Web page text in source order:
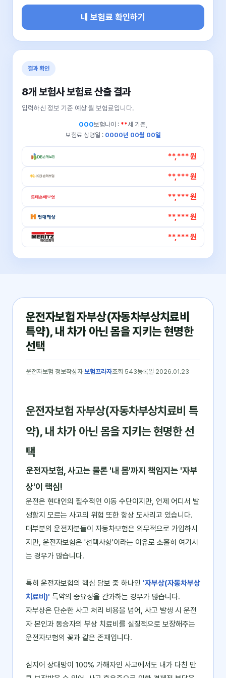
내 보험료 확인하기
결과 확인
8개 보험사 보험료 산출 결과
입력하신 정보 기준 예상 월 보험료입니다.
OOO보험나이 : **세 기준,
보험료 상령일 : 0000년 00월 00일
**,*** 원
**,*** 원
**,*** 원
**,*** 원
**,*** 원
운전자보험 자부상(자동차부상치료비
특약), 내 차가 아닌 몸을 지키는 현명한
선택
운전자보험 정보작성자 보험프라자조회 543등록일 2026.01.23
운전자보험 자부상(자동차부상치료비 특
약), 내 차가 아닌 몸을 지키는 현명한 선
택
운전자보험, 사고는 물론 '내 몸'까지 책임지는 '자부
상'이 핵심!
운전은 현대인의 필수적인 이동 수단이지만, 언제 어디서 발
생할지 모르는 사고의 위험 또한 항상 도사리고 있습니다.
대부분의 운전자분들이 자동차보험은 의무적으로 가입하시
지만, 운전자보험은 '선택사항'이라는 이유로 소홀히 여기시
는 경우가 많습니다.
특히 운전자보험의 핵심 담보 중 하나인 '자부상(자동차부상
치료비)' 특약의 중요성을 간과하는 경우가 많습니다.
자부상은 단순한 사고 처리 비용을 넘어, 사고 발생 시 운전
자 본인과 동승자의 부상 치료비를 실질적으로 보장해주는
운전자보험의 꽃과 같은 존재입니다.
심지어 상대방이 100% 가해자인 사고에서도 내가 다친 만